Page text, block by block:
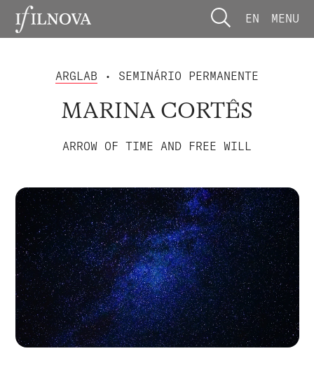
EN MENU
ARGLAB • SEMINÁRIO PERMANENTE
MARINA CORTÊS
ARROW OF TIME AND FREE WILL